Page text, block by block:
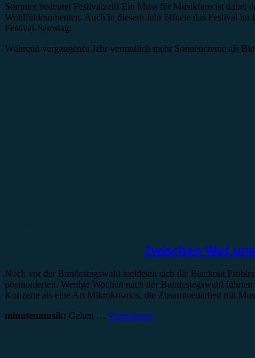
Sommer bedeutet Festivalzeit! Ein Muss für Musikfans ist dabei
Wohlfühlmomenten. Auch in diesem Jahr öffnete das Festival
Festival-Samstag:
Während vergangenes Jahr vermutlich mehr Sonnencreme als
Zwischen Wut
Noch vor der Bundestagswahl meldeten sich die Blackout
positionierten. Wenige Wochen nach der Bundestagswahl
Konzerte als eine Art Mikrokosmos, die Zusammenarbeit mit
minutenmusik: Gehen … Weiterlesen